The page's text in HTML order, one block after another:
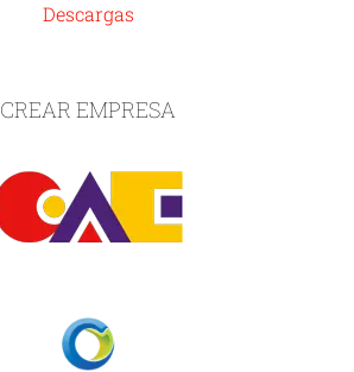
Descargas
CREAR EMPRESA